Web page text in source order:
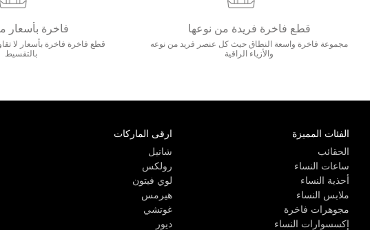
قطع فاخرة فريدة من نوعها
مجموعة فاخرة واسعة النطاق حيث كل عنصر فريد من نوعه
والأزياء الراقية
فاخرة بأسعار
قطع فاخرة فاخرة بأسعار لا
بالتقسيط
الفئات المميزة
الحقائب
ساعات النساء
أحذية النساء
ملابس النساء
مجوهرات فاخرة
إكسسوارات النساء
ارقى الماركات
شانيل
رولكس
لوي فيتون
هيرمس
غوتشي
ديور